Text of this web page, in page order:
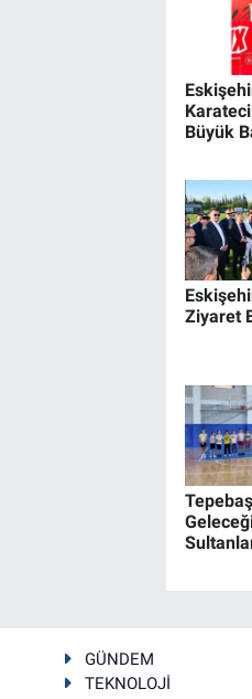
Büyük
Ziyaret
GÜNDEM
TEKNOLOJİ